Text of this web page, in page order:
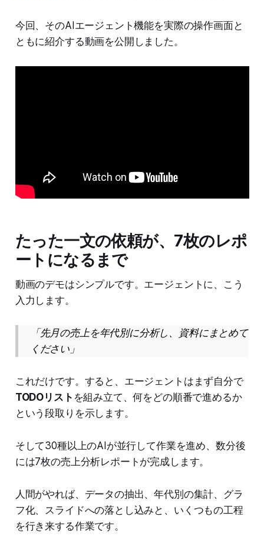
今回、そのAIエージェント機能を実際の操作画面と
ともに紹介する動画を公開しました。
たった一文の依頼が、7枚のレポ
ートになるまで
動画のデモはシンプルです。エージェントに、こう
入力します。
「先月の売上を年代別に分析し、資料にまとめて
ください」
これだけです。すると、エージェントはまず自分で
TODOリスト を組み立て、何をどの順番で進めるか
という段取りを示します。
そして30種以上のAIが並行して作業を進め、数分後
には7枚の売上分析レポートが完成します。
人間がやれば、データの抽出、年代別の集計、グラ
フ化、スライドへの落とし込みと、いくつもの工程
を行き来する作業です。